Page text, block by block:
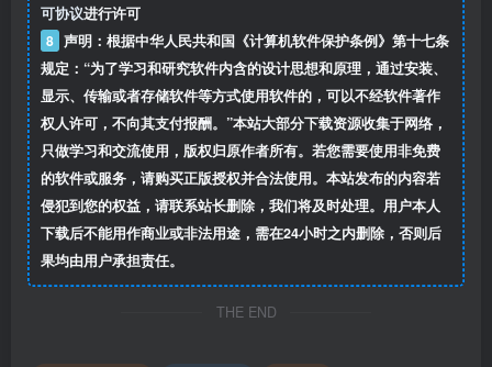
可协议进行许可
8 声明：根据中华人民共和国《计算机软件保护条例》第十七条
规定：“为了学习和研究软件内含的设计思想和原理，通过安装、
显示、传输或者存储软件等方式使用软件的，可以不经软件著作
权人许可，不向其支付报酬。”本站大部分下载资源收集于网络，
只做学习和交流使用，版权归原作者所有。若您需要使用非免费
的软件或服务，请购买正版授权并合法使用。本站发布的内容若
侵犯到您的权益，请联系站长删除，我们将及时处理。用户本人
下载后不能用作商业或非法用途，需在24小时之内删除，否则后
果均由用户承担责任。
THE END